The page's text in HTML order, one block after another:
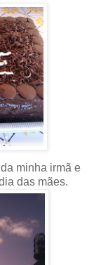
minha irmã e
das mães.